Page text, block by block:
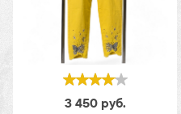
3 450 руб.